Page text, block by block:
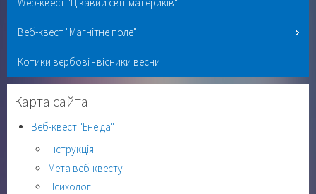
Веб-квест "Магнітне поле"
Котики вербові - вісники весни
Карта сайта
Веб-квест "Енеїда"
Інструкція
Мета веб-квесту
Психолог